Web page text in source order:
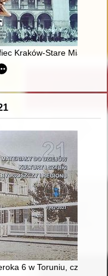
z parafii pw. Wszystkich
Kraków-Stare Miasto w
: z miłości do
podziemiem
6 w Toruniu, czyli Z